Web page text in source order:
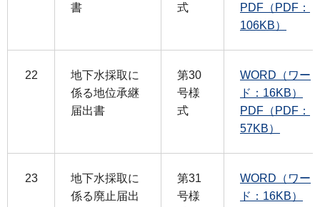
書
式
PDF（PDF：
106KB）
22
地下水採取に
係る地位承継
届出書
第30
号様
式
WORD（ワー
ド：16KB）
PDF（PDF：
57KB）
23
地下水採取に
係る廃止届出
第31
号様
WORD（ワー
ド：16KB）